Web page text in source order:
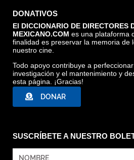
DONATIVOS
El DICCIONARIO DE DIRECTORES
MEXICANO.COM es una plataforma
finalidad es preservar la memoria de
nuestro cine.
Todo apoyo contribuye a
investigación y el mantenimiento y
esta página. ¡Gracias!
DONAR
SUSCRÍBETE A NUESTRO